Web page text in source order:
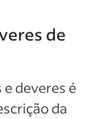
de
deveres é
da